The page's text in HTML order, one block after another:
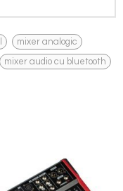
mixer analogic
mixer audio cu bluetooth